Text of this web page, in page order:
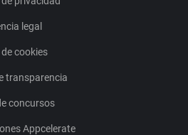
legal
cookies
transparencia
concursos
Appcelerate